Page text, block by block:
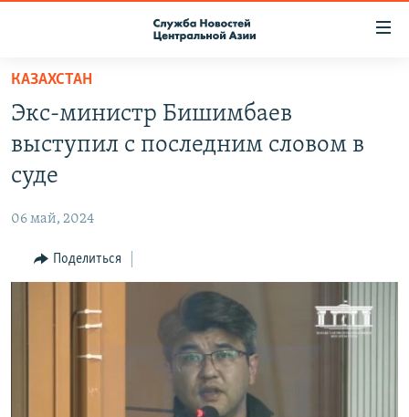
Вернуться
основному
содержанию
Вернутся
главной
Вернутся
КОНТАКТЫ
НАСТОЯЩЕЕ ВРЕМЯ
МИГРАНТ МЕДИА
КАЗАХСТАН
Экс-министр Бишимбаев
выступил с последним словом в
суде
06 май, 2024
Поделиться